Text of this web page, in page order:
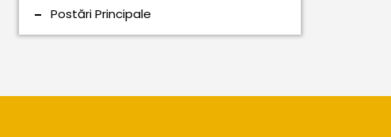
Postări Principale